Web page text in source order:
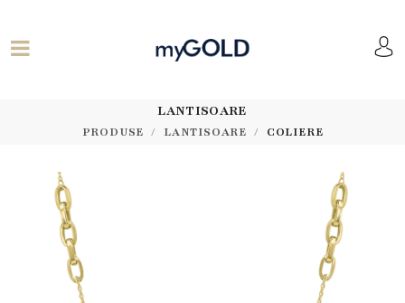
LANTISOARE
PRODUSE LANTISOARE COLIERE